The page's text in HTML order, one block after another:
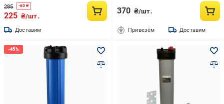
285 -60 ₴
225 ₴/шт.
Доставим
370 ₴/шт.
Привезём Доставим